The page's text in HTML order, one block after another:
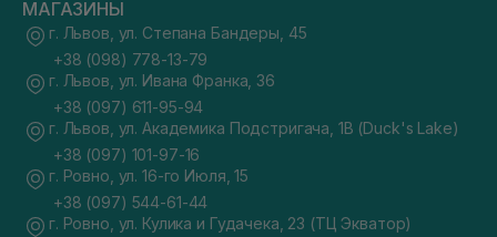
МАГАЗИНЫ
г. Львов, ул. Степана Бандеры, 45
+38 (098) 778-13-79
г. Львов, ул. Ивана Франка, 36
+38 (097) 611-95-94
г. Львов, ул. Академика Подстригача, 1В (Duck's Lake)
+38 (097) 101-97-16
г. Ровно, ул. 16-го Июля, 15
+38 (097) 544-61-44
г. Ровно, ул. Кулика и Гудачека, 23 (ТЦ Экватор)